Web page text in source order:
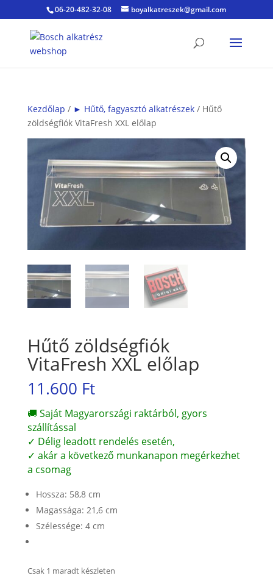
06-20-482-32-08 boyalkatreszek@gmail.com
Kezdőlap / ► Hűtő, fagyasztó alkatrészek/ Hűtő
zöldségfiók VitaFresh XXL előlap
Hűtő zöldségfiók
VitaFresh XXL előlap
11.600 Ft
🚚 Saját Magyarországi raktárból, gyors
szállítással
✓ Délig leadott rendelés esetén,
✓ akár a következő munkanapon megérkezhet
a csomag
Hossza: 58,8 cm
Magassága: 21,6 cm
Szélessége: 4 cm
Csak 1 maradt készleten